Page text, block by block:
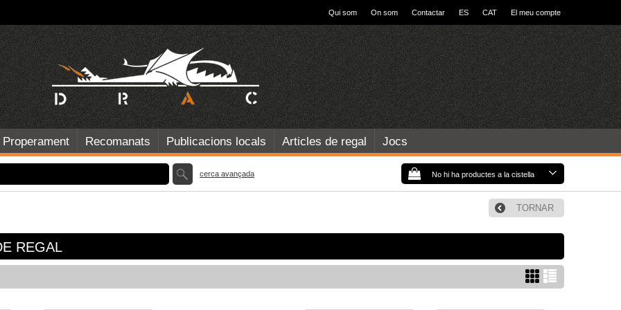
Qui som On som Contactar ES CAT El meu compte
Properament Recomanats Publicacions locals Articles de regal Jocs
No hi ha productes a la cistella
cerca avançada
TORNAR
REGAL